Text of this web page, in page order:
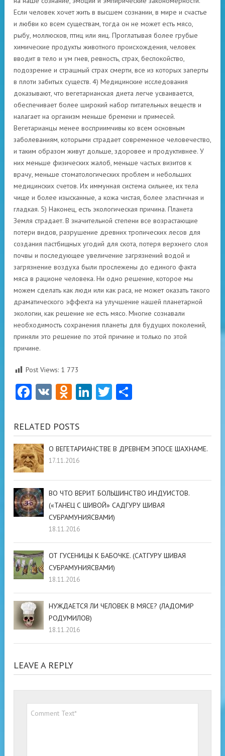
Если человек хочет жить в высшем сознании, в мире и счастье
и любви ко всем существам, тогда он не может есть мясо,
рыбу, моллюсков, птиц или яиц. Проглатывая более грубые
химические продукты животного происхождения, человек
вводит в тело и ум гнев, ревность, страх, беспокойство,
подозрение и страшный страх смерти, все из которых заперты
в плоти забитых существ. 4) Медицинские исследования
доказывают, что вегетарианская диета легче усваивается,
обеспечивает более широкий набор питательных веществ и
налагает на организм меньше бремени и примесей.
Вегетарианцы менее восприимчивы ко всем основным
заболеваниям, которыми страдает современное человечество,
и таким образом живут дольше, здоровее и продуктивнее. У
них меньше физических жалоб, меньше частых визитов к
врачу, меньше стоматологических проблем и небольших
медицинских счетов. Их иммунная система сильнее, их тела
чище и более изысканные, а кожа чистая, более эластичная и
гладкая. 5) Наконец, есть экологическая причина. Планета
Земля страдает. В значительной степени все возрастающие
потери видов, разрушение древних тропических лесов для
создания пастбищных угодий для скота, потеря верхнего слоя
почвы и последующее увеличение загрязнений водой и
загрязнение воздуха были прослежены до единого факта
мяса в рационе человека. Ни одно решение, которое мы
можем сделать как люди или как раса, не может оказать такого
драматического эффекта на улучшение нашей планетарной
экологии, как решение не есть мясо. Многие сознавали
необходимость сохранения планеты для будущих поколений,
приняли это решение по этой причине и только по этой
причине.
Post Views: 1 773
Facebook
VK Odnoklassniki
LinkedIn
Twitter
RELATED POSTS
О ВЕГЕТАРИАНСТВЕ В ДРЕВНЕМ ЭПОСЕ ШАХНАМЕ.
17.11.2016
ВО ЧТО ВЕРИТ БОЛЬШИНСТВО ИНДУИСТОВ.
(«ТАНЕЦ С ШИВОЙ» САДГУРУ ШИВАЯ
СУБРАМУНИЯСВАМИ)
18.11.2016
ОТ ГУСЕНИЦЫ К БАБОЧКЕ. (САТГУРУ ШИВАЯ
СУБРАМУНИЯСВАМИ)
18.11.2016
НУЖДАЕТСЯ ЛИ ЧЕЛОВЕК В МЯСЕ? (ЛАДОМИР
РОДУМИЛОВ)
18.11.2016
LEAVE A REPLY